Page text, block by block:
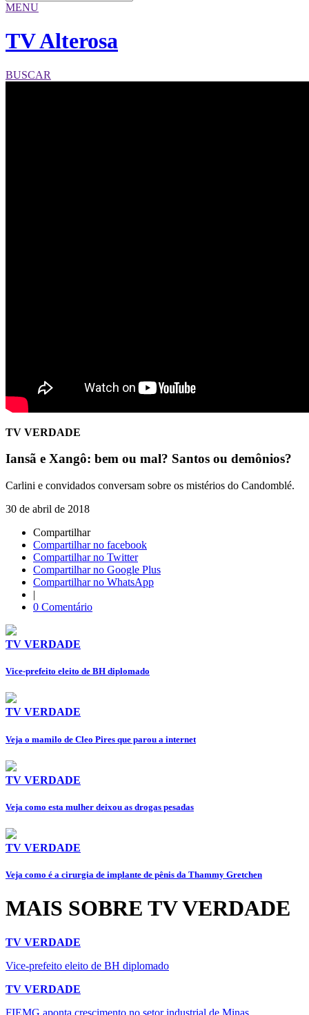
MENU
TV Alterosa
BUSCAR
TV VERDADE
Iansã e Xangô: bem ou mal? Santos ou demônios?
Carlini e convidados conversam sobre os mistérios do Candomblé.
30 de abril de 2018
Compartilhar
Compartilhar no facebook
Compartilhar no Twitter
Compartilhar no Google Plus
Compartilhar no WhatsApp
|
0 Comentário
TV VERDADE
Vice-prefeito eleito de BH diplomado
TV VERDADE
Veja o mamilo de Cleo Pires que parou a internet
TV VERDADE
Veja como esta mulher deixou as drogas pesadas
TV VERDADE
Veja como é a cirurgia de implante de pênis da Thammy Gretchen
MAIS SOBRE TV VERDADE
TV VERDADE
Vice-prefeito eleito de BH diplomado
TV VERDADE
FIEMG aponta crescimento no setor industrial de Minas